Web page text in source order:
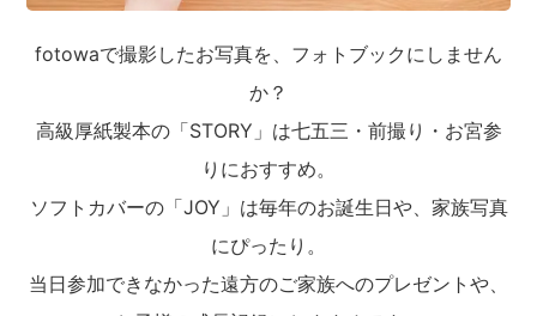
fotowaで撮影したお写真を、フォトブックにしません
か？
高級厚紙製本の「STORY」は七五三・前撮り・お宮参
りにおすすめ。
ソフトカバーの「JOY」は毎年のお誕生日や、家族写真
にぴったり。
当日参加できなかった遠方のご家族へのプレゼントや、